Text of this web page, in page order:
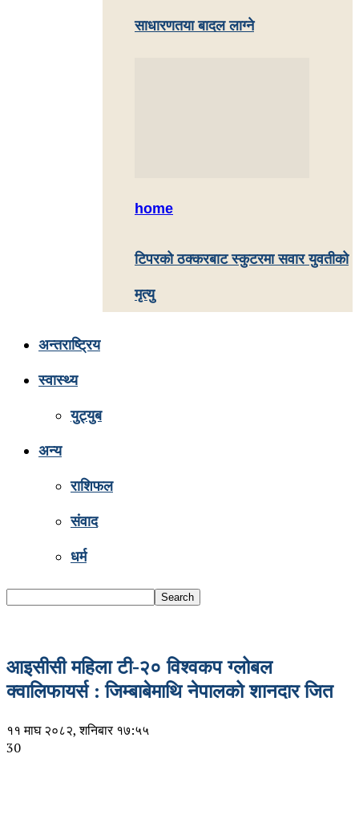
साधारणतया बादल लाग्ने
home
टिपरको ठक्करबाट स्कुटरमा सवार युवतीको
मृत्यु
अन्तराष्ट्रिय
स्वास्थ्य
युट्युब
अन्य
राशिफल
संवाद
धर्म
आइसीसी महिला टी-२० विश्वकप ग्लोबल
क्वालिफायर्स : जिम्बाबेमाथि नेपालको शानदार जित
११ माघ २०८२, शनिबार १७:५५
30